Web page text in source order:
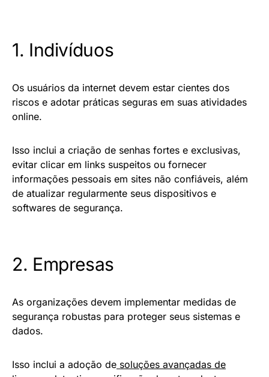
1. Indivíduos
Os usuários da internet devem estar cientes dos
riscos e adotar práticas seguras em suas atividades
online.
Isso inclui a criação de senhas fortes e exclusivas,
evitar clicar em links suspeitos ou fornecer
informações pessoais em sites não confiáveis, além
de atualizar regularmente seus dispositivos e
softwares de segurança.
2. Empresas
As organizações devem implementar medidas de
segurança robustas para proteger seus sistemas e
dados.
Isso inclui a adoção de soluções avançadas de